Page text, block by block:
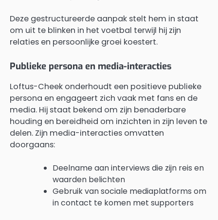
Deze gestructureerde aanpak stelt hem in staat
om uit te blinken in het voetbal terwijl hij zijn
relaties en persoonlijke groei koestert.
Publieke persona en media-interacties
Loftus-Cheek onderhoudt een positieve publieke
persona en engageert zich vaak met fans en de
media. Hij staat bekend om zijn benaderbare
houding en bereidheid om inzichten in zijn leven te
delen. Zijn media-interacties omvatten
doorgaans:
Deelname aan interviews die zijn reis en
waarden belichten
Gebruik van sociale mediaplatforms om
in contact te komen met supporters